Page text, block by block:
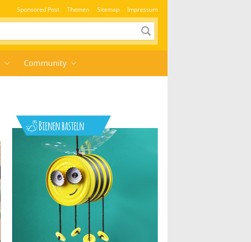
Sponsored Post Themen Sitemap Impressum
Community